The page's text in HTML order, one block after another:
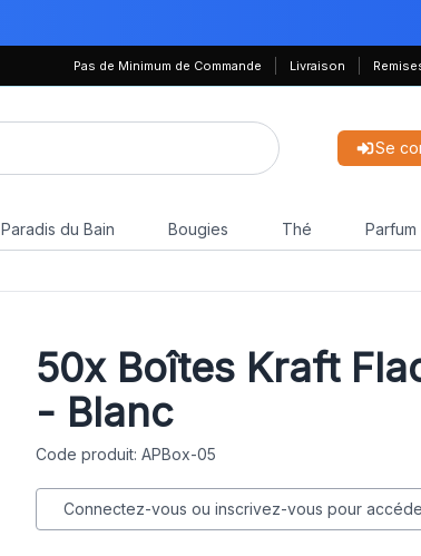
Pas de Minimum de Commande Livraison
Se
Paradis du Bain Bougies Thé
50xBoîtes Kraft
- Blanc
Code produit: APBox-05
Connectez-vous ou inscrivez-vous pour